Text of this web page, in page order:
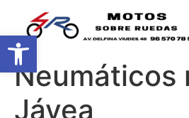
Abrir barra de herramientas
Neumáticos
Jávea